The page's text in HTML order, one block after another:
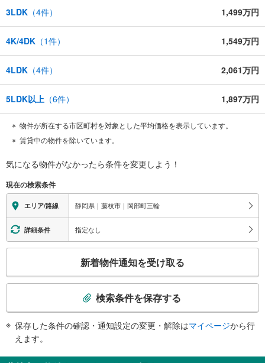
3LDK （4件） 1,499万円
4K/4DK （1件） 1,549万円
4LDK （4件） 2,061万円
5LDK以上 （6件） 1,897万円
物件が所在する市区町村を対象とした平均価格を表示しています。
賃貸中の物件を除いています。
気になる物件がなかったら条件を変更しよう！
現在の検索条件
エリア/路線 静岡県｜藤枝市｜岡部町三輪
詳細条件 指定なし
検
知
新着物件通知を受け取る
検索条件を保存する
保存した条件の確認・通知設定の変更・解除はマイページから行
えます。